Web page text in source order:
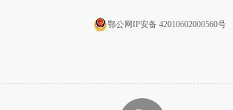
鄂公网IP安备 42010602000560号